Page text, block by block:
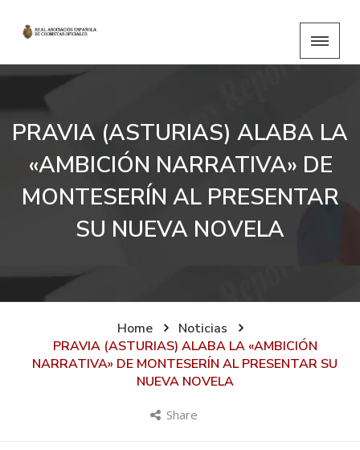
PRAVIA (ASTURIAS) ALABA LA
«AMBICIÓN NARRATIVA» DE
MONTESERÍN AL PRESENTAR
SU NUEVA NOVELA
Home
Noticias
PRAVIA (ASTURIAS) ALABA LA «AMBICIÓN
NARRATIVA» DE MONTESERÍN AL PRESENTAR SU
NUEVA NOVELA
Share